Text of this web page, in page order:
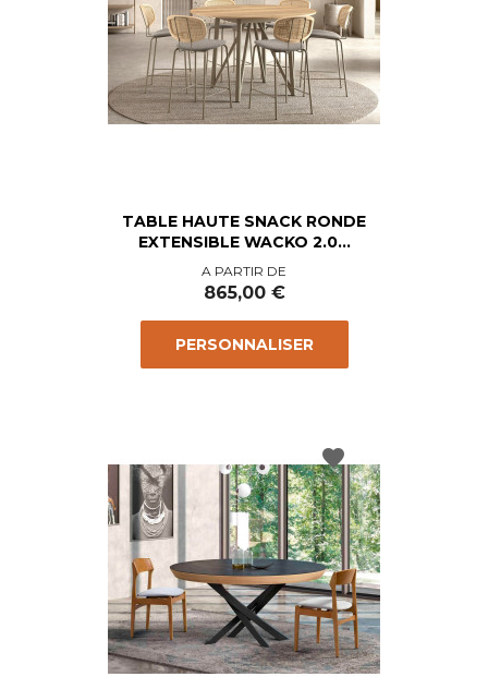
TABLE HAUTE SNACK RONDE
EXTENSIBLE WACKO 2.0...
Prix
A PARTIR DE
865,00 €
PERSONNALISER
favorite